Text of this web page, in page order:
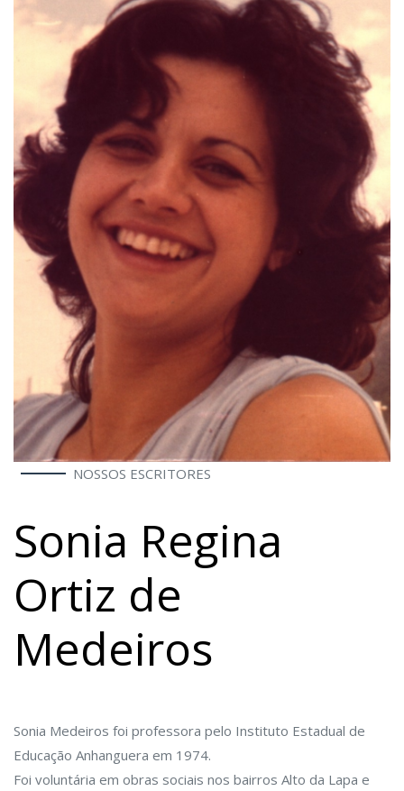
NOSSOS ESCRITORES
Sonia Regina
Ortiz de
Medeiros
Sonia Medeiros foi professora pelo Instituto Estadual de
Educação Anhanguera em 1974.
Foi voluntária em obras sociais nos bairros Alto da Lapa e